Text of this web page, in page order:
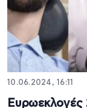
10.06.2024, 16:11
Ευρωεκλογές